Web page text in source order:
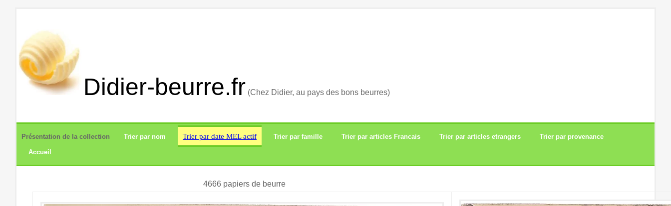
Didier-beurre.fr (Chez Didier, au pays des bons beurres)
Présentation de la collection Trier par nom Trier par date MEL actif Trier par famille Trier par articles Francais Trier par articles etrangers Trier par provenance
Accueil
4666 papiers de beurre